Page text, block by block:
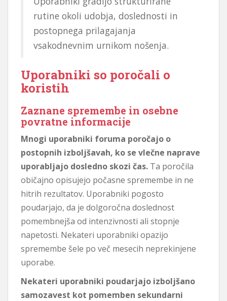
rutine okoli udobja, doslednosti in
postopnega prilagajanja
vsakodnevnim urnikom nošenja.
Uporabniki so poročali o
koristih
Zaznane spremembe in osebne
povratne informacije
Mnogi uporabniki foruma poročajo o
postopnih izboljšavah, ko se vlečne naprave
uporabljajo dosledno skozi čas. Ta poročila
običajno opisujejo počasne spremembe in ne
hitrih rezultatov. Uporabniki pogosto
poudarjajo, da je dolgoročna doslednost
pomembnejša od intenzivnosti ali stopnje
napetosti. Nekateri uporabniki opazijo
spremembe šele po več mesecih neprekinjene
uporabe.
Nekateri uporabniki poudarjajo izboljšano
samozavest kot pomemben sekundarni